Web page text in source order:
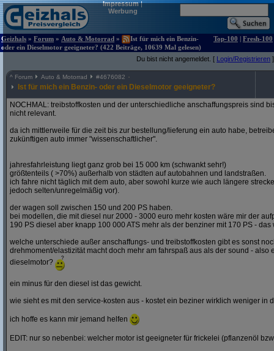
Impressum|
Werbung
Geizhals » Forum » Auto & Motorrad »
Ist für mich ein Benzin-
oder ein Dieselmotor geeigneter? (422 Beiträge, 10639 Mal gelesen)
Top-100 | Fresh-100
Du bist nicht angemeldet. [ Login/Registrieren ]
^ Forum Auto & Motorrad #4676082
Ist für mich ein Benzin- oder ein Dieselmotor geeigneter?
NOCHMAL: treibstoffkosten und der unterschiedliche anschaffungspreis sind
nicht relevant.
da ich mittlerweile für die zeit bis zur bestellung/lieferung ein auto habe,
zukünftigen auto immer "wissenschaftlicher".
jahresfahrleistung liegt ganz grob bei 15 000 km (schwankt sehr!)
größtenteils ( >70%) außerhalb von städten auf autobahnen und landstraßen.
ich fahre nicht täglich mit dem auto, aber sowohl kurze wie auch längere
jedoch selten/unregelmäßig vor).
der wagen soll zwischen 150 und 200 PS haben.
bei modellen, die mit diesel nur 2000 - 3000 euro mehr kosten wäre mir der
190 PS diesel aber knapp 100 000 ATS mehr als der benziner mit 170 PS - das
welche unterschiede außer anschaffungs- und treibstoffkosten gibt es sonst
drehmoment/elastizität macht doch mehr am fahrspaß aus als der sound - also
dieselmotor?
ein minus für den diesel ist das gewicht.
wie sieht es mit den service-kosten aus - kostet ein beziner wirklich weniger in
ich hoffe es kann mir jemand helfen
EDIT: nur so nebenbei: welcher motor ist geeigneter für frickelei (pflanzenöl